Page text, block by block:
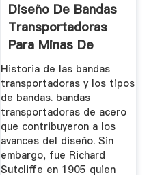
Diseño De Bandas
Transportadoras
Para Minas De
Carbon
Historia de las bandas
transportadoras y los tipos
de bandas. bandas
transportadoras de acero
que contribuyeron a los
avances del diseño. Sin
embargo, fue Richard
Sutcliffe en 1905 quien